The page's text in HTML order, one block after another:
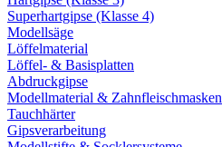
Superhartgipse (Klasse 4)
Modellsäge
Löffelmaterial
Löffel- & Basisplatten
Abdruckgipse
Modellmaterial & Zahnfleischmasken
Tauchhärter
Gipsverarbeitung